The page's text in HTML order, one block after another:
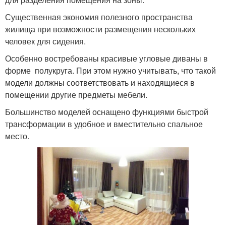
Существенная экономия полезного пространства
жилища при возможности размещения нескольких
человек для сидения.
Особенно востребованы красивые угловые диваны в
форме полукруга. При этом нужно учитывать, что такой
модели должны соответствовать и находящиеся в
помещении другие предметы мебели.
Большинство моделей оснащено функциями быстрой
трансформации в удобное и вместительно спальное
место.